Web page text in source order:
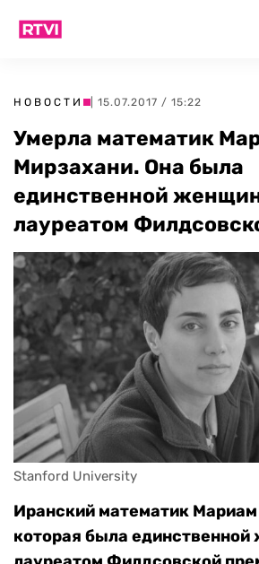
НОВОСТИ | 15.07.2017 / 15:22
Умерла математик
Мирзахани. Она была
единственной
лауреатом
Stanford University
Иранский математик
которая была